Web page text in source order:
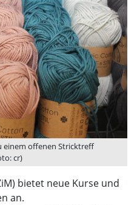
einem offenen Stricktreff
cr)
bietet neue Kurse und
an.